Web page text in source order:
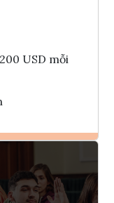
USD mỗi